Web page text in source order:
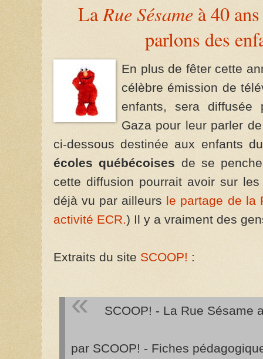
LaRue Sésame à 40
parlons des
En plus de fêter cette
célèbre émission de
enfants, sera diffusée
Gaza pour leur parler
ci-dessous destinée aux enfants
écoles québécoises de se
cette diffusion pourrait avoir sur
déjà vu par ailleurs le partage de la
activité ECR.) Il y a vraiment des
Extraits du site SCOOP! :
SCOOP! - La Rue Sésame
par SCOOP! - Fiches